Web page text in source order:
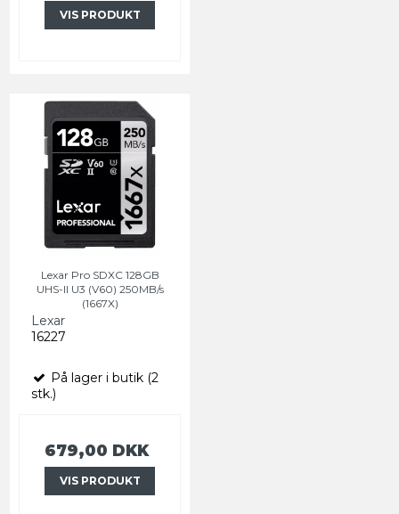
VIS PRODUKT
Lexar Pro SDXC 128GB
UHS-II U3 (V60) 250MB/s
(1667X)
Lexar
16227
På lager i butik (2
stk.)
679,00 DKK
VIS PRODUKT